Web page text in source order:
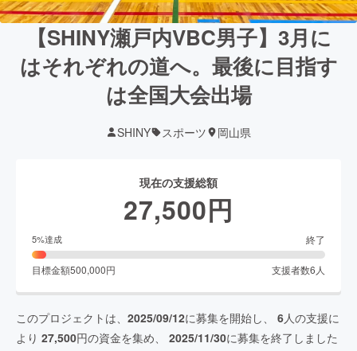
【SHINY瀬戸内VBC男子】3月に
はそれぞれの道へ。最後に目指す
は全国大会出場
SHINY スポーツ 岡山県
現在の支援総額
27,500円
5%達成 終了
目標金額500,000円 支援者数6 人
このプロジェクトは、 2025/09/12に募集を開始し、 6人の支援に
より 27,500円の資金を集め、 2025/11/30に募集を終了しました